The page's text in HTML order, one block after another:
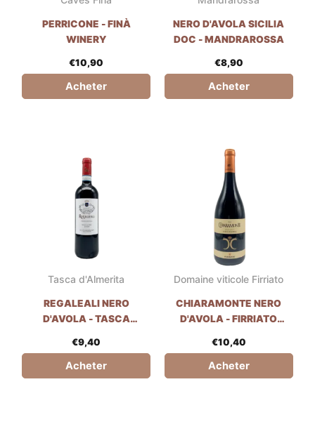
PERRICONE - FINÀ
WINERY
€10,90
Acheter
NERO D'AVOLA SICILIA
DOC - MANDRAROSSA
€8,90
Acheter
Tasca d'Almerita
REGALEALI NERO
D'AVOLA - TASCA
€9,40
Acheter
Domaine viticole Firriato
CHIARAMONTE NERO
D'AVOLA - FIRRIATO
€10,40
Acheter